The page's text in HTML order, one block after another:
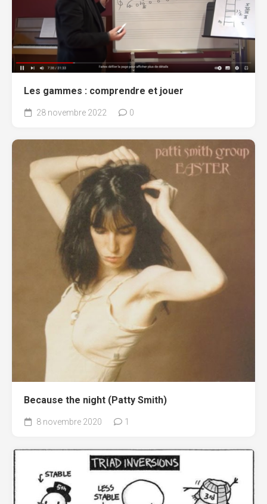
Les gammes : comprendre et jouer
28 novembre 2022 0
Because the night (Patty Smith)
8 novembre 2020 1